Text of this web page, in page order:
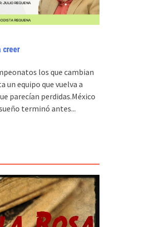
creer
los que cambian
un equipo que vuelva a
parecían perdidas.México
terminó antes...